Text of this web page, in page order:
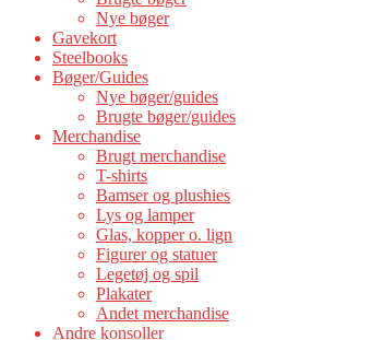
Nye bøger
Gavekort
Steelbooks
Bøger/Guides
Nye bøger/guides
Brugte bøger/guides
Merchandise
Brugt merchandise
T-shirts
Bamser og plushies
Lys og lamper
Glas, kopper o. lign
Figurer og statuer
Legetøj og spil
Plakater
Andet merchandise
Andre konsoller